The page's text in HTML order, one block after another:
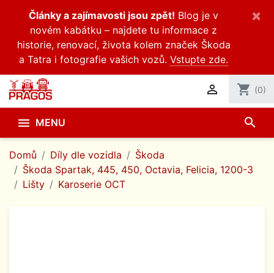
Články a zajímavosti jsou zpět! Blog je v
novém kabátku – najdete tu informace z
historie, renovací, života kolem značek Škoda
a Tatra i fotografie vašich vozů. Vstupte zde.
×
 shopping_cart (0)
 MENU search
Domů Díly dle vozidla
Škoda
Škoda Spartak, 445, 450, Octavia, Felicia, 1200-3
Lišty
Karoserie OCT